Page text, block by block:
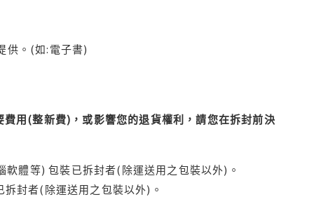
供。(如:電子書)
用(整新費)，或影響您的退貨權利，請您在拆封前決
體等) 包裝已拆封者(除運送用之包裝以外)。
封者(除運送用之包裝以外)。